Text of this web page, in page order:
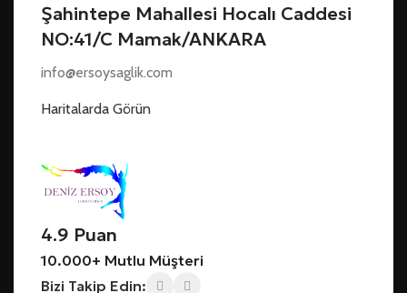
Şahintepe Mahallesi Hocalı Caddesi
NO:41/C Mamak/ANKARA
info@ersoysaglik.com
Haritalarda Görün
4.9 Puan
10.000+ Mutlu Müşteri
Bizi Takip Edin: